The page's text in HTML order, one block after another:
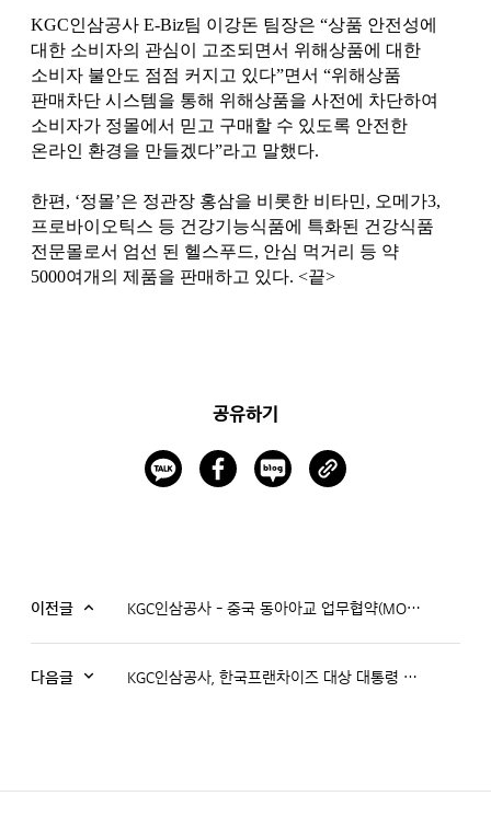
KGC인삼공사 E-Biz팀 이강돈 팀장은 “상품 안전성에
대한 소비자의 관심이 고조되면서 위해상품에 대한
소비자 불안도 점점 커지고 있다”면서 “위해상품
판매차단 시스템을 통해 위해상품을 사전에 차단하여
소비자가 정몰에서 믿고 구매할 수 있도록 안전한
온라인 환경을 만들겠다”라고 말했다.
한편, ‘정몰’은 정관장 홍삼을 비롯한 비타민, 오메가3,
프로바이오틱스 등 건강기능식품에 특화된 건강식품
전문몰로서 엄선 된 헬스푸드, 안심 먹거리 등 약
5000여개의 제품을 판매하고 있다. <끝>
공유하기
이전글 KGC인삼공사 - 중국 동아아교 업무협약(MOU) 체결
다음글 KGC인삼공사, 한국프랜차이즈 대상 대통령 표창 수상